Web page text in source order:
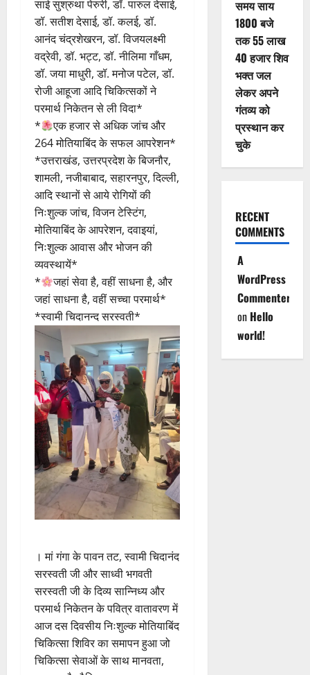
साई सुश्रुथा पेरुरी, डॉ. पारुल देसाई,
डॉ. सतीश देसाई, डॉ. कलई, डॉ.
आनंद चंद्रशेखरन, डॉ. विजयलक्ष्मी
वद्रेवी, डॉ. भट्ट, डॉ. नीलिमा गाँधम,
डॉ. जया माधुरी, डॉ. मनोज पटेल, डॉ.
रोजी आहूजा आदि चिकित्सकों ने
परमार्थ निकेतन से ली विदा*
*
एक हजार से अधिक जांच और
264 मोतियाबिंद के सफल आपरेशन*
*उत्तराखंड, उत्तरप्रदेश के बिजनौर,
शामली, नजीबाबाद, सहारनपुर, दिल्ली,
आदि स्थानों से आये रोगियों की
निःशुल्क जांच, विजन टेस्टिंग,
मोतियाबिंद के आपरेशन, दवाइयां,
निःशुल्क आवास और भोजन की
व्यवस्थायें*
*
जहां सेवा है, वहीं साधना है, और
जहां साधना है, वहीं सच्चा परमार्थ*
*स्वामी चिदानन्द सरस्वती*
। मां गंगा के पावन तट, स्वामी चिदानंद
सरस्वती जी और साध्वी भगवती
सरस्वती जी के दिव्य सान्निध्य और
परमार्थ निकेतन के पवित्र वातावरण में
आज दस दिवसीय निःशुल्क मोतियाबिंद
चिकित्सा शिविर का समापन हुआ जो
चिकित्सा सेवाओं के साथ मानवता,
समय साय
1800 बजे
तक 55 लाख
40 हजार शिव
भक्त जल
लेकर अपने
गंतव्य को
प्रस्थान कर
चुके
RECENT
COMMENTS
A
WordPress
Commenter
on Hello
world!